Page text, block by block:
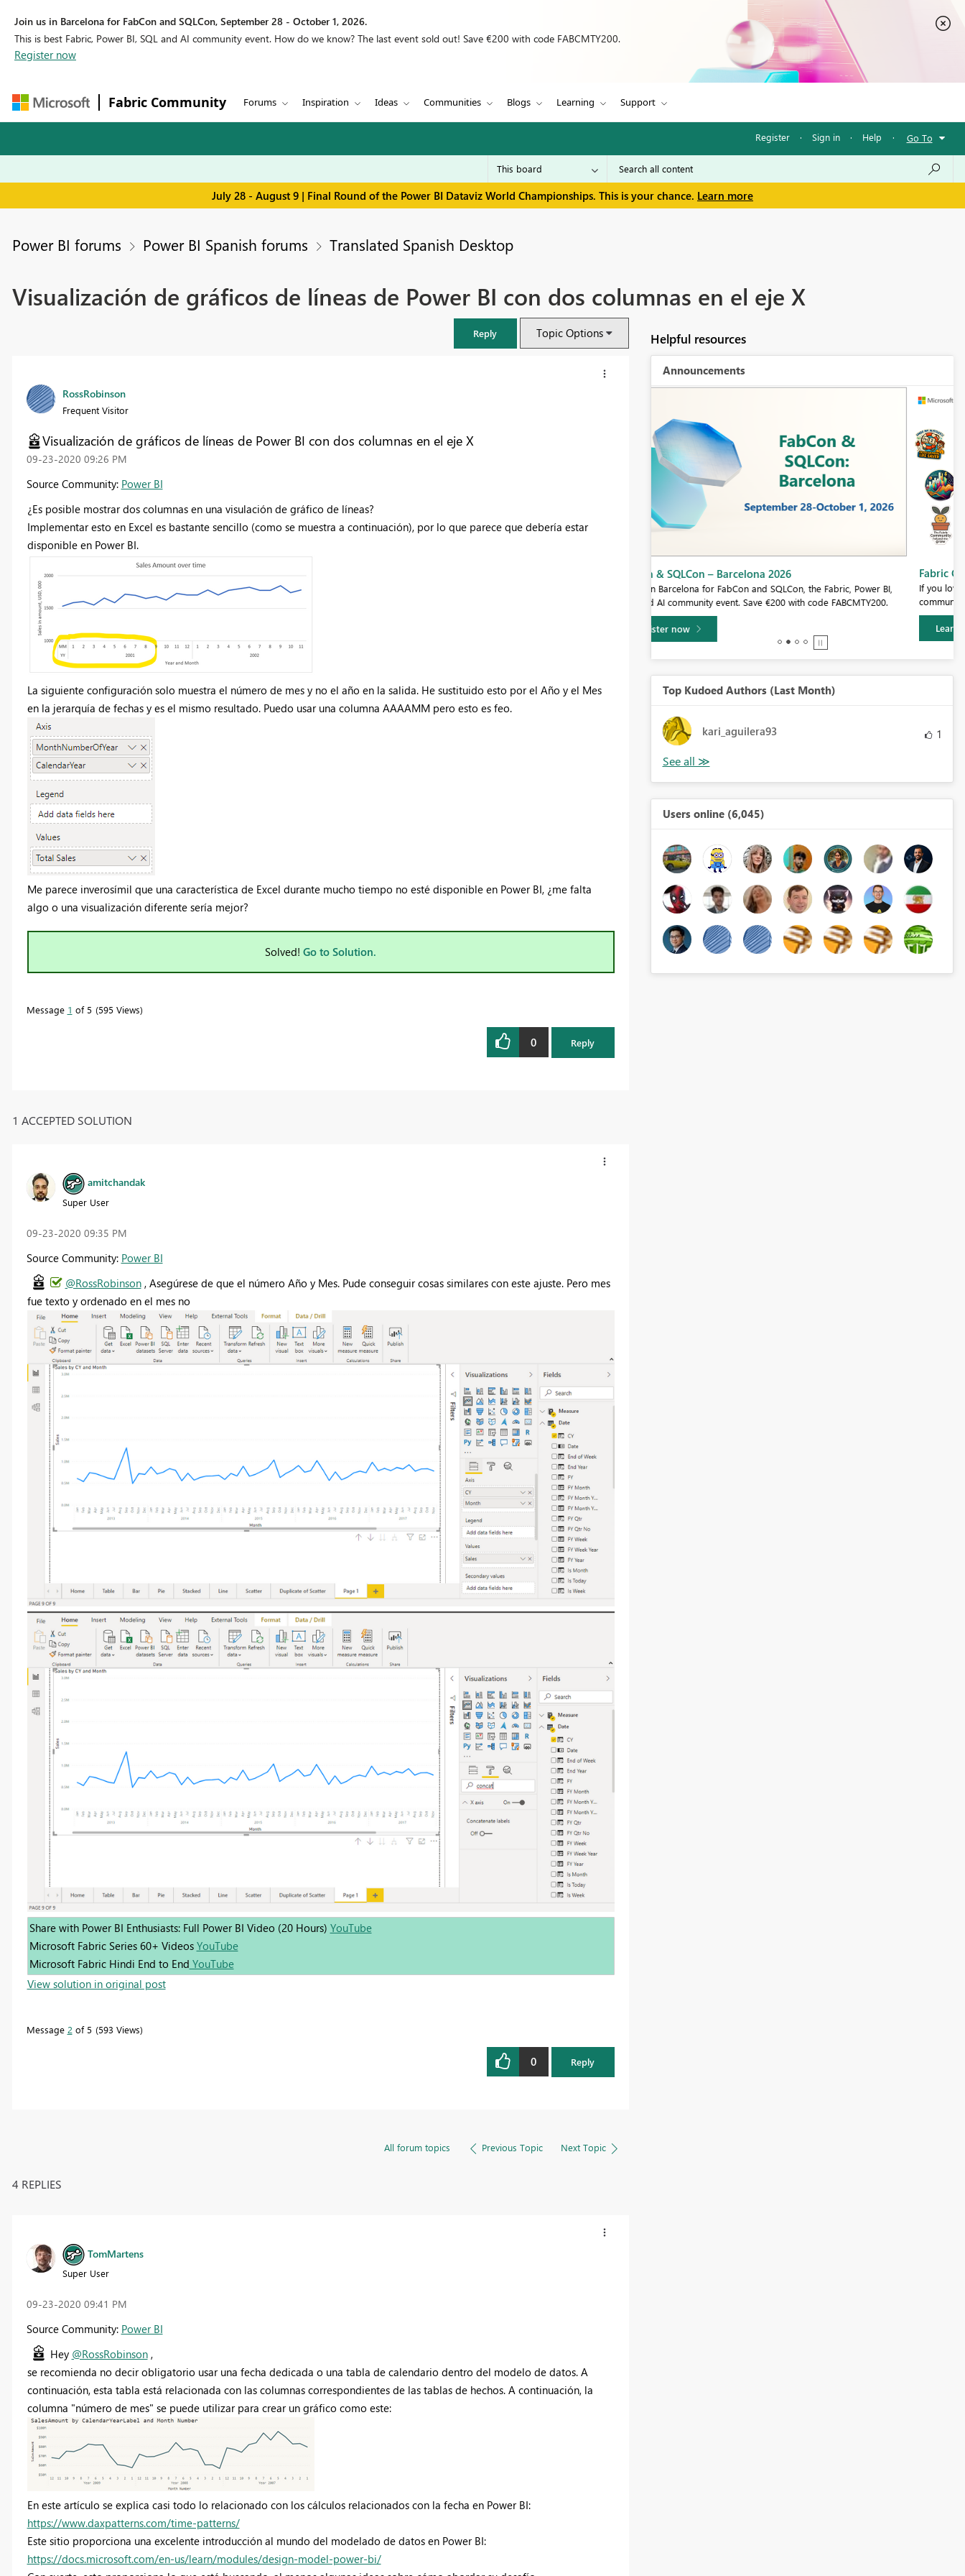
Join us in Barcelona for FabCon and SQLCon, September 28 - October 1, 2026.
This is best Fabric, Power BI, SQL and AI community event. How do we know? The last event sold out! Save €200 with code FABCMTY200.
Register now
Fabric Community Forums Inspiration Ideas Communities Blogs Learning Support
Register · Sign in · Help · Go To
July 28 - August 9 | Final Round of the Power BI Dataviz World Championships. This is your chance. Learn more
Power BI forums Power BI Spanish forums Translated Spanish Desktop
Visualización de gráficos de líneas de Power BI con dos columnas en el eje X
Reply Topic Options
RossRobinson
Frequent Visitor
Visualización de gráficos de líneas de Power BI con dos columnas en el eje X
‎09-23-2020 09:26 PM
Source Community: Power BI
¿Es posible mostrar dos columnas en una visulación de gráfico de líneas?
Implementar esto en Excel es bastante sencillo (como se muestra a continuación), por lo que parece que debería estar
disponible en Power BI.
La siguiente configuración solo muestra el número de mes y no el año en la salida. He sustituido esto por el Año y el Mes
en la jerarquía de fechas y es el mismo resultado. Puedo usar una columna AAAAMM pero esto es feo.
Me parece inverosímil que una característica de Excel durante mucho tiempo no esté disponible en Power BI, ¿me falta
algo o una visualización diferente sería mejor?
Solved! Go to Solution.
Message 1 of 5 595 Views
0 Reply
1 ACCEPTED SOLUTION
amitchandak
Super User
‎09-23-2020 09:35 PM
Source Community: Power BI
@RossRobinson, Asegúrese de que el número Año y Mes. Pude conseguir cosas similares con este ajuste. Pero mes
fue texto y ordenado en el mes no
Share with Power BI Enthusiasts: Full Power BI Video (20 Hours) YouTube
Microsoft Fabric Series 60+ Videos YouTube
Microsoft Fabric Hindi End to End YouTube
View solution in original post
Message 2 of 5 593 Views
0 Reply
All forum topics Previous Topic Next Topic
4 REPLIES
TomMartens
Super User
‎09-23-2020 09:41 PM
Source Community: Power BI
Hey @RossRobinson,
se recomienda no decir obligatorio usar una fecha dedicada o una tabla de calendario dentro del modelo de datos. A
continuación, esta tabla está relacionada con las columnas correspondientes de las tablas de hechos. A continuación, la
columna "número de mes" se puede utilizar para crear un gráfico como este:
En este artículo se explica casi todo lo relacionado con los cálculos relacionados con la fecha en Power BI:
https://www.daxpatterns.com/time-patterns/
Este sitio proporciona una excelente introducción al mundo del modelado de datos en Power BI:
https://docs.microsoft.com/en-us/learn/modules/design-model-power-bi/
Helpful resources
Announcements
Fabric Community Sticker Challenge - Barcelona 2026
If you love stickers, then you will definitely want to check out our
community sticker challenge, Barcelona edition!
Learn more
Top Kudoed Authors (Last Month)
kari_aguilera93 1
Users online (6,045)